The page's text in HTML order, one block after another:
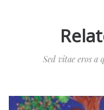
Sed vitae eros a